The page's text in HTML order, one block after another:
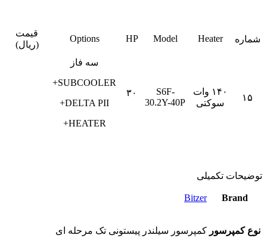
شماره Heater
Model
HP
Options
قیمت
(ریال)
۱۵
۱۴۰ وات
سوکتی
S6F-
30.2Y-40P
۳۰
سه فاز
SUBCOOLER+
DELTA PII+
HEATER+
توضیحات تکمیلی
Brand
Bitzer
نوع کمپرسور کمپرسور سیلندر پیستونی تک مرحله ای